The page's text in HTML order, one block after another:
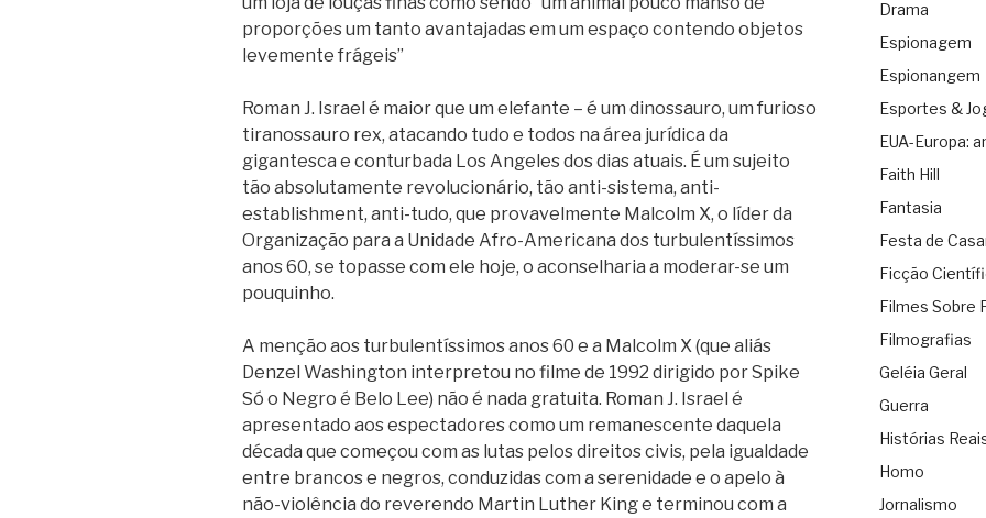
proporções um tanto avantajadas em um espaço contendo objetos
levemente frágeis”
Roman J. Israel é maior que um elefante – é um dinossauro, um furioso
tiranossauro rex, atacando tudo e todos na área jurídica da
gigantesca e conturbada Los Angeles dos dias atuais. É um sujeito
tão absolutamente revolucionário, tão anti-sistema, anti-
establishment, anti-tudo, que provavelmente Malcolm X, o líder da
Organização para a Unidade Afro-Americana dos turbulentíssimos
anos 60, se topasse com ele hoje, o aconselharia a moderar-se um
pouquinho.
A menção aos turbulentíssimos anos 60 e a Malcolm X (que aliás
Denzel Washington interpretou no filme de 1992 dirigido por Spike
Só o Negro é Belo Lee) não é nada gratuita. Roman J. Israel é
apresentado aos espectadores como um remanescente daquela
década que começou com as lutas pelos direitos civis, pela igualdade
entre brancos e negros, conduzidas com a serenidade e o apelo à
não-violência do reverendo Martin Luther King e terminou com a
Drama
Espionagem
Espionangem
Esportes &
EUA-Europa:
Faith Hill
Fantasia
Festa de
Ficção
Filmes Sobre
Filmografias
Geléia Geral
Guerra
Histórias
Homo
Jornalismo